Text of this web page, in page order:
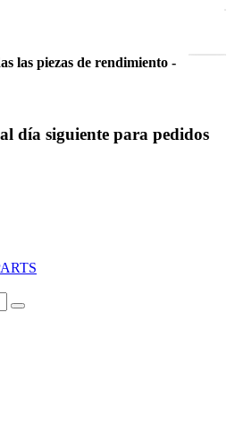
las piezas de rendimiento -
día siguiente para pedidos